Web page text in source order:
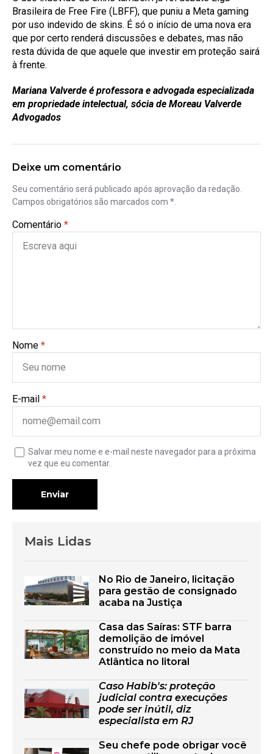
Brasileira de Free Fire (LBFF), que puniu a Meta gaming
por uso indevido de skins. É só o início de uma nova era
que por certo renderá discussões e debates, mas não
resta dúvida de que aquele que investir em proteção sairá
à frente.
Mariana Valverde é professora e advogada especializada
em propriedade intelectual, sócia de Moreau Valverde
Advogados
Deixe um comentário
Seu comentário será publicado após aprovação da redação.
Campos obrigatórios são marcados com *.
Comentário *
Nome *
E-mail *
Salvar meu nome e e-mail neste navegador para a próxima
vez que eu comentar.
Enviar
Mais Lidas
No Rio de Janeiro, licitação
para gestão de consignado
acaba na Justiça
Casa das Saíras: STF barra
demolição de imóvel
construído no meio da Mata
Atlântica no litoral
Caso Habib's: proteção
judicial contra execuções
pode ser inútil, diz
especialista em RJ
Seu chefe pode obrigar você